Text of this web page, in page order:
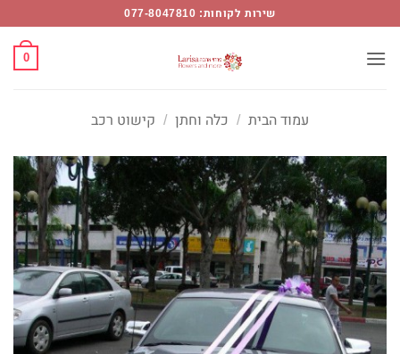
content
שירות לקוחות: 077-8047810
0
עמוד הבית / כלה וחתן / קישוט רכב